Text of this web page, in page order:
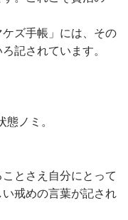
ズ手帳」には、その
記されています。
ノミ。
とさえ自分にとって
戒めの言葉が記され